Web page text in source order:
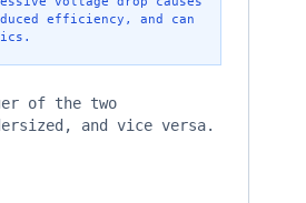
efficiency, and can
of the two
and vice versa.